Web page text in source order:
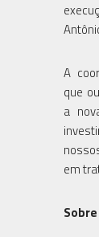
A
que
a
em